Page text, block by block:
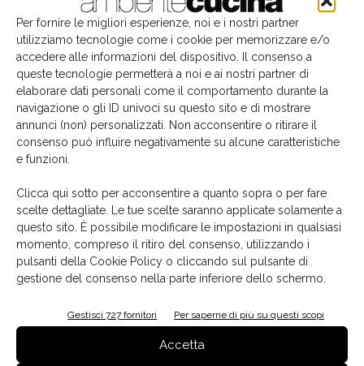
Per fornire le migliori esperienze, noi e i nostri partner
utilizziamo tecnologie come i cookie per memorizzare e/o
accedere alle informazioni del dispositivo. Il consenso a
queste tecnologie permetterà a noi e ai nostri partner di
elaborare dati personali come il comportamento durante la
navigazione o gli ID univoci su questo sito e di mostrare
annunci (non) personalizzati. Non acconsentire o ritirare il
consenso può influire negativamente su alcune caratteristiche
e funzioni.
Clicca qui sotto per acconsentire a quanto sopra o per fare
scelte dettagliate. Le tue scelte saranno applicate solamente a
questo sito. È possibile modificare le impostazioni in qualsiasi
momento, compreso il ritiro del consenso, utilizzando i
pulsanti della Cookie Policy o cliccando sul pulsante di
gestione del consenso nella parte inferiore dello schermo.
Gestisci 727 fornitori Per saperne di più su questi scopi
Accetta
cibo alle interazioni tra familiari ed amici. È così
dunque che Fabula rende omaggio alle ambientazioni
orientali che emanano una semplicità essenziale e
confortevole.
TAG dilavato Fabula futon kotatsu orintale
Rastelli
rovere
Facebook Twitter Pinterest